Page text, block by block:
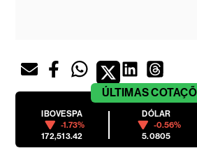
ÚLTIMAS
IBOVESPA
-1.73%
172,513.42
DÓLAR
-0.56%
5.0805